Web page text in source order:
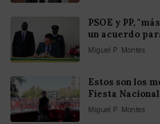
PSOE y PP,
un acuerdo
Miguel P. Montes
Estos son los
Fiesta Nacional
Miguel P. Montes